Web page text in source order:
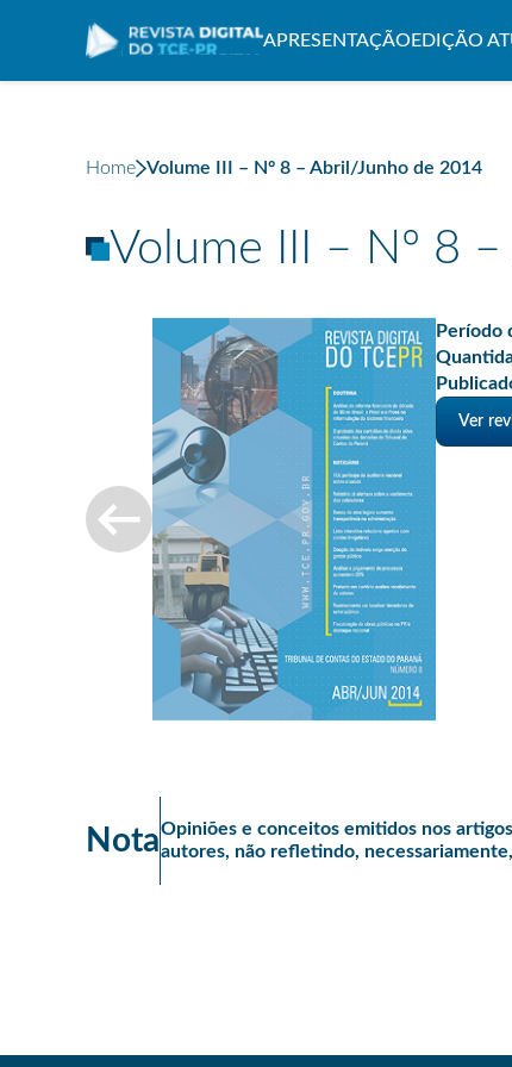
APRESENTAÇÃO EDIÇÃO
Home Volume III – Nº 8 – Abril/Junho de 2014
Volume III – Nº 8
Período
Ver
NotaOpiniões e conceitos emitidos nos
autores, não refletindo,